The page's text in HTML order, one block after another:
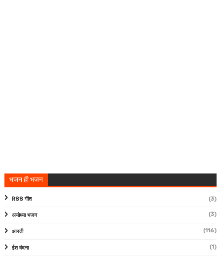
भजन ही भजन
RSS गीत (3)
अयोध्या भजन (3)
आरती (116)
ईश वंदना (1)